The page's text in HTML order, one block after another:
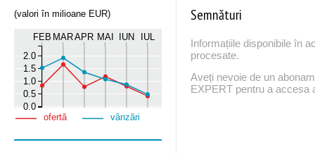
(valori în milioane EUR)
FEB MARAPR MAI IUN IUL
0.0
0.5
1.0
1.5
2.0
ofertă vânzări
Semnături
Informațiile disponibile în
procesate.
Aveți nevoie de un
EXPERT pentru a accesa